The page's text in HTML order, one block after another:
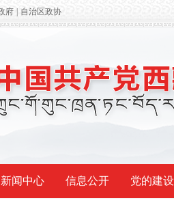
府 自治区政协
新闻中心 信息公开 党的建设